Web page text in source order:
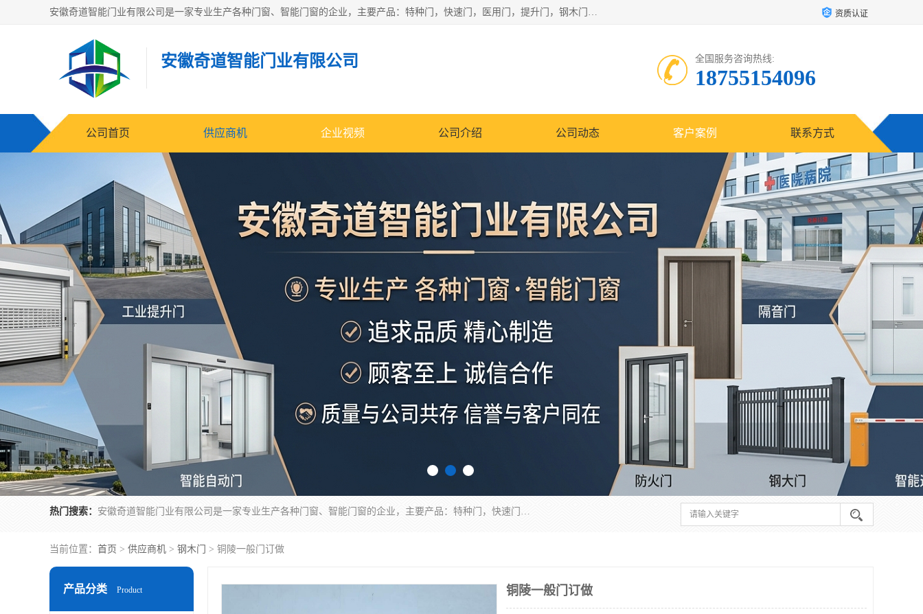
安徽奇道智能门业有限公司是一家专业生产各种门窗、智能门窗的企业，主要产品：特种门，快速门，医用门，提升门，钢木门，智能道闸，钢大门，平移门，卷帘门，保温门，钢制自由门，防火门等，欢迎前来咨询采购。 资质认证
安徽奇道智能门业有限公司 全国服务咨询热线:
18755154096
公司首页 供应商机 企业视频 公司介绍 公司动态 客户案例 联系方式
热门搜索： 安徽奇道智能门业有限公司是一家专业生产各种门窗、智能门窗的企业，主要产品：特种门，快速门，医用门，提升门，钢木门，智能道闸，钢大门，平移门，卷帘门，保温门，钢制自由门，防火门等，欢迎前来咨询采购。
当前位置： 首页 > 供应商机 > 钢木门 > 铜陵一般门订做
产品分类 Product 铜陵一般门订做